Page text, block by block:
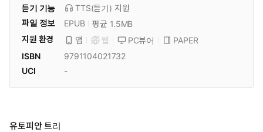
듣기 기능
TTS(듣기) 지원
파일 정보
EPUB
평균 1.5MB
지원 환경
앱 웹 PC뷰어
PAPER
ISBN
9791104021732
UCI
-
유토피안 트리